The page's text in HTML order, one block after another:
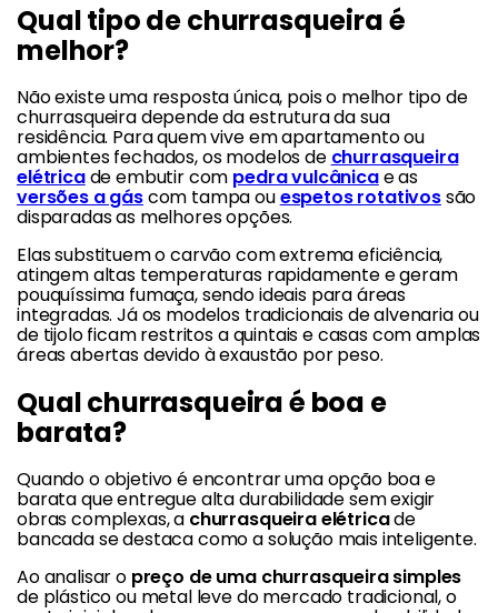
Qual tipo de churrasqueira é
melhor?
Não existe uma resposta única, pois o melhor tipo de
churrasqueira depende da estrutura da sua
residência. Para quem vive em apartamento ou
ambientes fechados, os modelos de churrasqueira
elétricade embutir com pedra vulcânicae as
versões a gáscom tampa ouespetos rotativossão
disparadas as melhores opções.
Elas substituem o carvão com extrema eficiência,
atingem altas temperaturas rapidamente e geram
pouquíssima fumaça, sendo ideais para áreas
integradas. Já os modelos tradicionais de alvenaria ou
de tijolo ficam restritos a quintais e casas com amplas
áreas abertas devido à exaustão por peso.
Qual churrasqueira é boa e
barata?
Quando o objetivo é encontrar uma opção boa e
barata que entregue alta durabilidade sem exigir
obras complexas, a churrasqueira elétricade
bancada se destaca como a solução mais inteligente.
Ao analisar o preço de uma churrasqueira simples
de plástico ou metal leve do mercado tradicional, o